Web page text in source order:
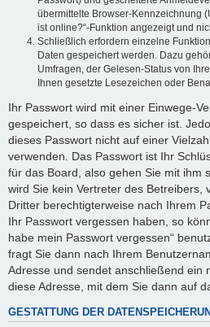
übermittelte Browser-Kennzeichnung
ist online?“-Funktion angezeigt und
Schließlich erfordern einzelne
Daten gespeichert werden. Dazu
Umfragen, der Gelesen-Status von
Ihnen gesetzte Lesezeichen oder
Ihr Passwort wird mit einer Einwege-
gespeichert, so dass es sicher ist.
dieses Passwort nicht auf einer
verwenden. Das Passwort ist Ihr
für das Board, also gehen Sie mit ihm
wird Sie kein Vertreter des Betreibers,
Dritter berechtigterweise nach Ihrem
Ihr Passwort vergessen haben, so
habe mein Passwort vergessen“
fragt Sie dann nach Ihrem
Adresse und sendet anschließend ein
diese Adresse, mit dem Sie dann auf
GESTATTUNG DER